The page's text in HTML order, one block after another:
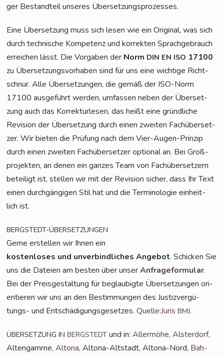
ger Bestand­teil unse­res Übersetzungsprozesses.
Eine Über­set­zung muss sich lesen wie ein Ori­gi­nal, was sich
durch tech­ni­sche Kom­pe­tenz und kor­rek­ten Sprach­ge­brauch
errei­chen lässt. Die Vor­ga­ben der Norm DIN EN ISO 17100
zu Über­set­zungs­vor­ha­ben sind für uns eine wich­ti­ge Richt­
schnur. Alle Über­set­zun­gen, die gemäß der ISO-Norm
17100 aus­ge­führt wer­den, umfas­sen neben der Über­set­
zung auch das Kor­rek­tur­le­sen, das heißt eine gründ­li­che
Revi­si­on der Über­set­zung durch einen zwei­ten Fach­über­set­
zer. Wir bie­ten die Prü­fung nach dem Vier-Augen-Prin­zip
durch einen zwei­ten Fach­über­set­zer optio­nal an. Bei Groß­
pro­jek­ten, an denen ein gan­zes Team von Fach­über­set­zern
betei­ligt ist, stel­len wir mit der Revi­si­on sicher, dass Ihr Text
einen durch­gän­gi­gen Stil hat und die Ter­mi­no­lo­gie ein­heit­
lich ist.
BERGSTEDT-ÜBERSETZUNGEN
Ger­ne erstel­len wir Ihnen ein
kos­ten­lo­ses und unver­bind­li­ches Ange­bot. Schi­cken Sie
uns die Datei­en am bes­ten über unserAnfra­ge­for­mu­lar.
Bei der Preis­ge­stal­tung für beglau­big­te Über­set­zun­gen ori­
en­tie­ren wir uns an den Bestim­mun­gen des Jus­tiz­ver­gü­
tungs- und Ent­schä­di­gungs­ge­set­zes.Quelle:JurisBMJ.
ÜBERSETZUNG IN BERGSTEDT und in:Aller­mö­he,Als­ter­dorf,
Alten­gam­me,Alto­na, Alto­na-Alt­stadt, Alto­na-Nord, Bah­